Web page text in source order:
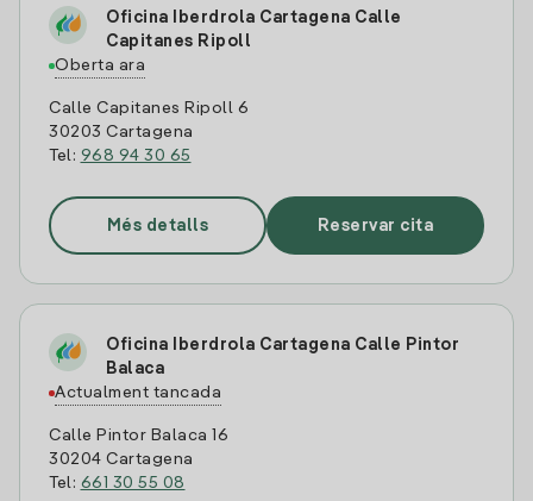
Oficina Iberdrola Cartagena Calle
Capitanes Ripoll
Oberta ara
Calle Capitanes Ripoll 6
30203 Cartagena
Tel: 968 94 30 65
Més detalls Reservar cita
Oficina Iberdrola Cartagena Calle Pintor
Balaca
Actualment tancada
Calle Pintor Balaca 16
30204 Cartagena
Tel: 661 30 55 08